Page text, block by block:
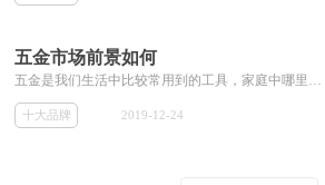
五金市场前景如何
五金是我们生活中比较常用到的工具，家庭中哪里有坏了那里有问题就需要用到五金，那么五金店卖什么？包括塑料水管水龙头及其相关部件，拖把、扫帚、水桶、热得快、电器插板线板、马桶刷子等。如今，五金市场前景如何？投资五金品牌有保障吗？
十大品牌 2019-12-24